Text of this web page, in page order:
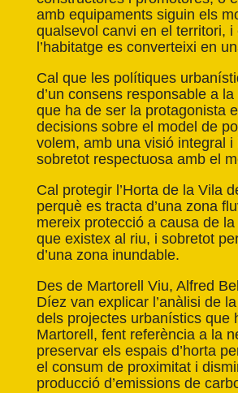
amb equipaments siguin els
qualsevol canvi en el territori, i
l’habitatge es converteixi en
Cal que les polítiques
d’un consens responsable a
que ha de ser la protagonista
decisions sobre el model de
volem, amb una visió integral i
sobretot respectuosa amb el
Cal protegir l’Horta de la Vila
perquè es tracta d’una zona
mereix protecció a causa de
que existex al riu, i sobretot
d’una zona inundable.
Des de Martorell Viu, Alfred
Díez van explicar l’anàlisi de
dels projectes urbanístics que
Martorell, fent referència a la
preservar els espais d’horta
el consum de proximitat i
producció d’emissions de